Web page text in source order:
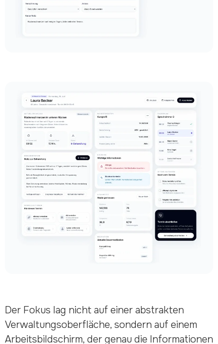
Der Fokus lag nicht auf einer abstrakten
Verwaltungsoberfläche, sondern auf einem
Arbeitsbildschirm, der genau die Informationen